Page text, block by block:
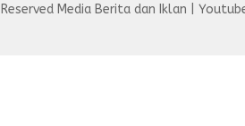
Media Berita dan Iklan |